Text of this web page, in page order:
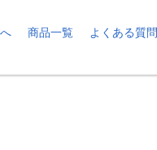
商品一覧 よくある質問